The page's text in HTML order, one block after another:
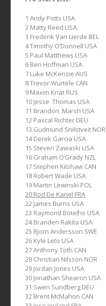
1 Andy Potts USA
2 Matty Reed USA
3 Frederik Van Lierde BEL
4 Timothy O’Donnell USA
5 Paul Matthews USA
6 Ben Hoffman USA
7 Luke McKenzie AUS
8 Trevor Wurtele CAN
9 Maxim Kriat RUS
10 Jesse Thomas USA
11 Brandon Marsh USA
12 Pascal Richter DEU
13 Gudmund Snilstveit NOR
14 Derek Garcia USA
15 Steven Zawaski USA
16 Graham O’Grady NZL
17 Stephen Kilshaw CAN
18 Robert Wade USA
19 Martin Lewinski POL
20 Rod De Kanel FRA
22 James Burns USA
23 Raymond Botelho USA
24 Branden Rakita USA
25 Bjorn Andersson SWE
26 Kyle Leto USA
27 Anthony Toth CAN
28 Christian Nilsson NOR
29 Jordan Jones USA
30 Jonathan Shearon USA
31 Swen Sundberg DEU
32 Brent McMahon CAN